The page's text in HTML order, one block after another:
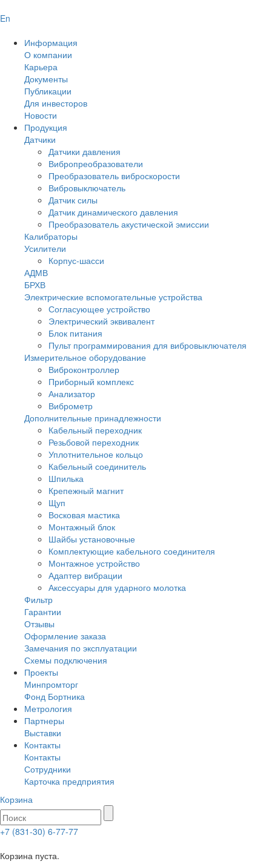
En
Информация
О компании
Карьера
Документы
Публикации
Для инвесторов
Новости
Продукция
Датчики
Датчики давления
Вибропреобразователи
Преобразователь виброскорости
Вибровыключатель
Датчик силы
Датчик динамического давления
Преобразователь акустической эмиссии
Калибраторы
Усилители
Корпус-шасси
АДМВ
БРХВ
Электрические вспомогательные устройства
Согласующее устройство
Электрический эквивалент
Блок питания
Пульт программирования для вибровыключателя
Измерительное оборудование
Виброконтроллер
Приборный комплекс
Анализатор
Виброметр
Дополнительные принадлежности
Кабельный переходник
Резьбовой переходник
Уплотнительное кольцо
Кабельный соединитель
Шпилька
Крепежный магнит
Щуп
Восковая мастика
Монтажный блок
Шайбы установочные
Комплектующие кабельного соединителя
Монтажное устройство
Адаптер вибрации
Аксессуары для ударного молотка
Фильтр
Гарантии
Отзывы
Оформление заказа
Замечания по эксплуатации
Схемы подключения
Проекты
Минпромторг
Фонд Бортника
Метрология
Партнеры
Выставки
Контакты
Контакты
Сотрудники
Карточка предприятия
Корзина
+7 (831-30) 6-77-77
Корзина пуста.